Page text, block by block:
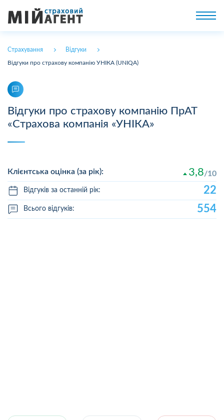
Страхування Відгуки
Відгуки про страхову компанію УНІКА (UNIQA)
Відгуки про страхову компанію ПрАТ
«Страхова компанія «УНІКА»
Клієнтська оцінка (за рік): 3,8 10
Відгуків за останній рік: 22
Всього відгуків: 554